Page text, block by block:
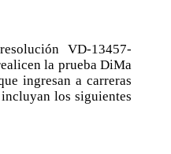
VD-13457-
la prueba DiMa
ingresan a carreras
los siguientes